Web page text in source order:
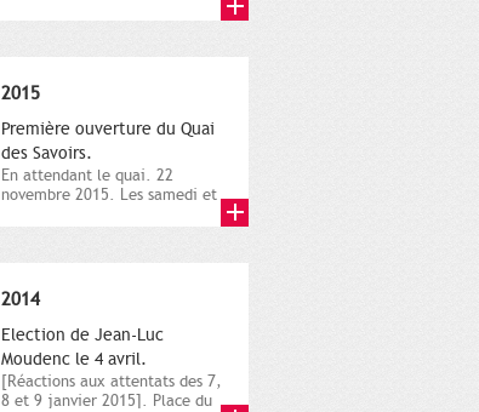
2015
Première ouverture du Quai
des Savoirs.
En attendant le quai. 22
novembre 2015. Les samedi et
2014
Election de Jean-Luc
Moudenc le 4 avril.
[Réactions aux attentats des 7,
8 et 9 janvier 2015]. Place du